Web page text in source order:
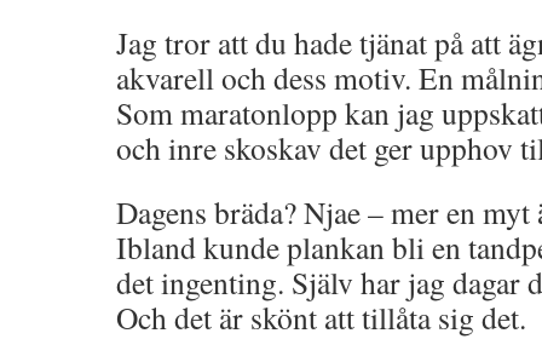
Jag tror att du hade tjänat på att
akvarell och dess motiv. En
Som maratonlopp kan jag
och inre skoskav det ger upphov
Dagens bräda? Njae – mer en
Ibland kunde plankan bli en
det ingenting. Själv har jag dagar
Och det är skönt att tillåta sig det.